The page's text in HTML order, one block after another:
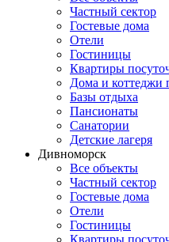
Частный сектор
Гостевые дома
Отели
Гостиницы
Квартиры
Дома и коттеджи
Базы отдыха
Пансионаты
Санатории
Детские лагеря
Дивноморск
Все объекты
Частный сектор
Гостевые дома
Отели
Гостиницы
Квартиры